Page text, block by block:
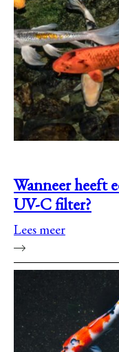
Wanneer heeft
UV-C filter?
Lees meer